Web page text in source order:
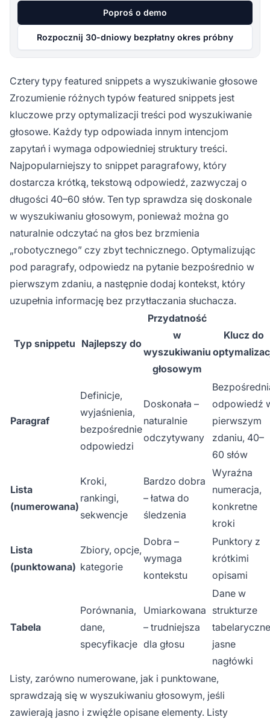
Poproś o demo
Rozpocznij 30-dniowy bezpłatny okres próbny
Cztery typy featured snippets a wyszukiwanie głosowe
Zrozumienie różnych typów featured snippets jest
kluczowe przy optymalizacji treści pod wyszukiwanie
głosowe. Każdy typ odpowiada innym intencjom
zapytań i wymaga odpowiedniej struktury treści.
Najpopularniejszy to snippet paragrafowy, który
dostarcza krótką, tekstową odpowiedź, zazwyczaj o
długości 40–60 słów. Ten typ sprawdza się doskonale
w wyszukiwaniu głosowym, ponieważ można go
naturalnie odczytać na głos bez brzmienia
„robotycznego” czy zbyt technicznego. Optymalizując
pod paragrafy, odpowiedz na pytanie bezpośrednio w
pierwszym zdaniu, a następnie dodaj kontekst, który
uzupełnia informację bez przytłaczania słuchacza.
Typ snippetu Najlepszy do
Przydatność
w
wyszukiwaniu
głosowym
Klucz do
Paragraf
Definicje,
wyjaśnienia,
bezpośrednie
odpowiedzi
Doskonała –
naturalnie
odczytywany
odpowiedź
pierwszym
zdaniu, 40–
60 słów
Lista
(numerowana)
Kroki,
rankingi,
sekwencje
Bardzo dobra
– łatwa do
śledzenia
Wyraźna
numeracja,
konkretne
kroki
Lista
(punktowana)
Zbiory, opcje,
kategorie
Dobra –
wymaga
kontekstu
Punktory z
krótkimi
opisami
Tabela
Porównania,
dane,
specyfikacje
Umiarkowana
– trudniejsza
dla głosu
Dane w
strukturze
jasne
nagłówki
Listy, zarówno numerowane, jak i punktowane,
sprawdzają się w wyszukiwaniu głosowym, jeśli
zawierają jasno i zwięźle opisane elementy. Listy